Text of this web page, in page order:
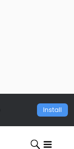
Install